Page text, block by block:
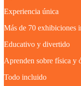
Experiencia única
Más de 70 exhibiciones
Educativo y divertido
Aprenden sobre física y
Todo incluido